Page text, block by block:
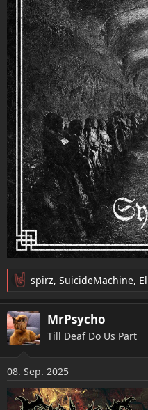
R
e
a
k
t
n
e
n
spirz, SuicideMachine,
MrPsycho
Till Deaf Do Us Part
08. Sep. 2025